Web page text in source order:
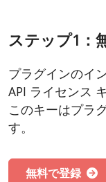
ステップ1：
プラグインのイ
API ライセンス
このキーはプラ
す。
無料で登録